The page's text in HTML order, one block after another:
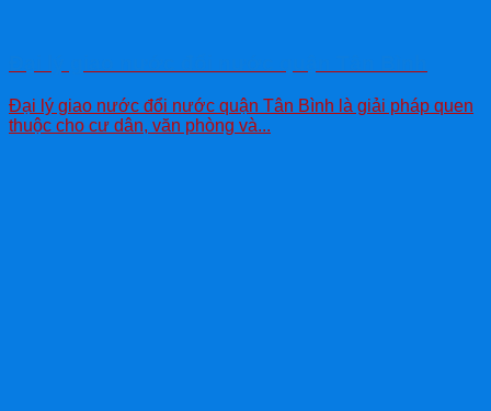
Đại lý giao nước đổi nước quận Tân Bình là giải pháp quen
thuộc cho cư dân, văn phòng và...